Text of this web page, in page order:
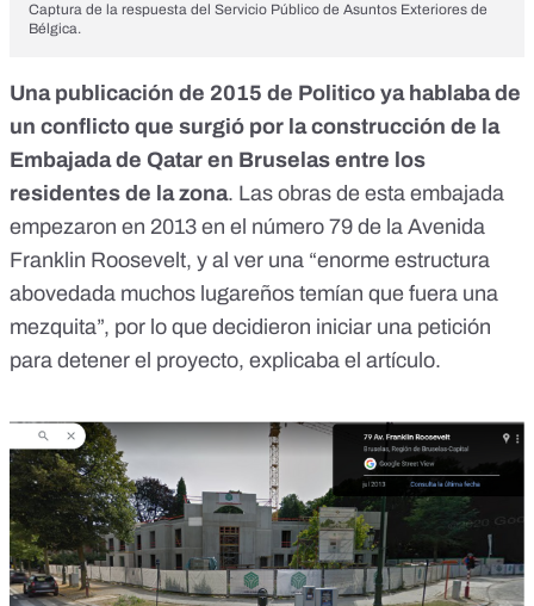
Captura de la respuesta del Servicio Público de Asuntos Exteriores de
Bélgica.
Una publicación de 2015 de Politico ya hablaba de
un conflicto que surgió por la construcción de la
Embajada de Qatar en Bruselas entre los
residentes de la zona. Las obras de esta embajada
empezaron en 2013 en el número 79 de la Avenida
Franklin Roosevelt, y al ver una “enorme estructura
abovedada muchos lugareños temían que fuera una
mezquita”, por lo que decidieron iniciar una petición
para detener el proyecto, explicaba el artículo.